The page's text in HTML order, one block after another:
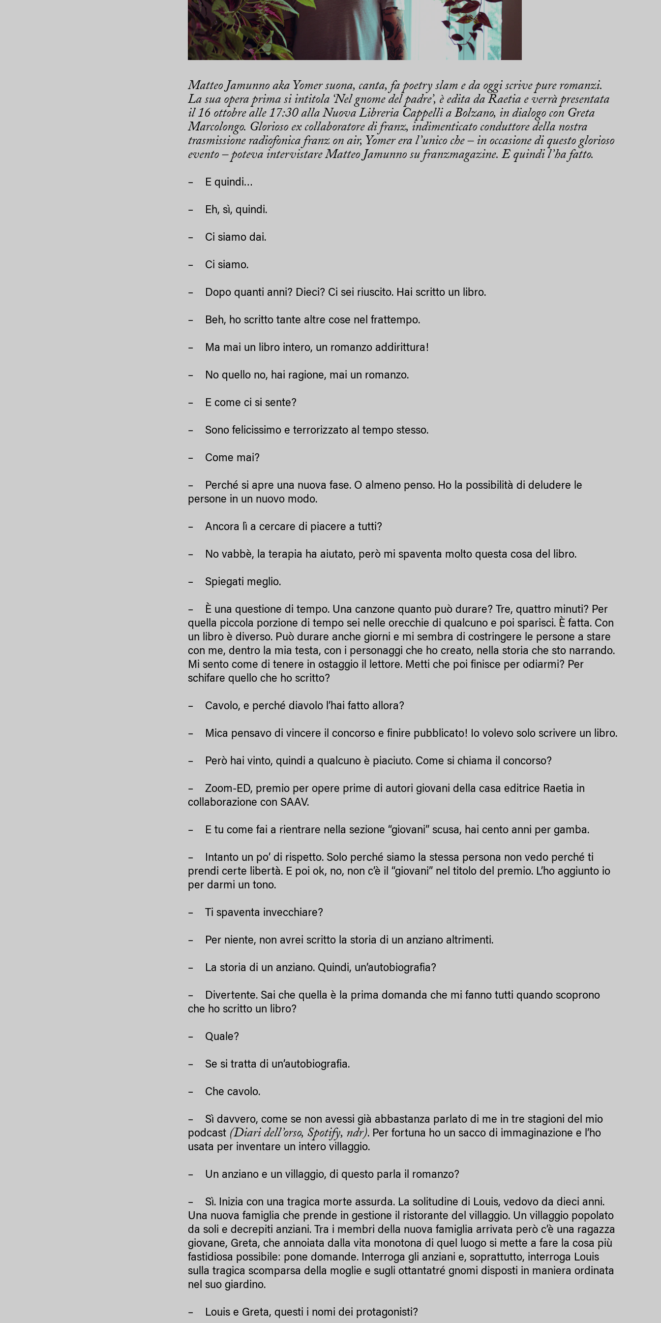
Matteo Jamunno aka Yomer suona, canta, fa poetry slam e da oggi scrive pure romanzi.
La sua opera prima si intitola ‘Nel gnome del padre’, è edita da Raetia e verrà presentata
il 16 ottobre alle 17:30 alla Nuova Libreria Cappelli a Bolzano, in dialogo con Greta
Marcolongo. Glorioso ex collaboratore di franz, indimenticato conduttore della nostra
trasmissione radiofonica franz on air, Yomer era l’unico che – in occasione di questo glorioso
evento – poteva intervistare Matteo Jamunno su franzmagazine. E quindi l’ha fatto.
– E quindi…
– Eh, sì, quindi.
– Ci siamo dai.
– Ci siamo.
– Dopo quanti anni? Dieci? Ci sei riuscito. Hai scritto un libro.
– Beh, ho scritto tante altre cose nel frattempo.
– Ma mai un libro intero, un romanzo addirittura!
– No quello no, hai ragione, mai un romanzo.
– E come ci si sente?
– Sono felicissimo e terrorizzato al tempo stesso.
– Come mai?
– Perché si apre una nuova fase. O almeno penso. Ho la possibilità di deludere le
persone in un nuovo modo.
– Ancora lì a cercare di piacere a tutti?
– No vabbè, la terapia ha aiutato, però mi spaventa molto questa cosa del libro.
– Spiegati meglio.
– È una questione di tempo. Una canzone quanto può durare? Tre, quattro minuti? Per
quella piccola porzione di tempo sei nelle orecchie di qualcuno e poi sparisci. È fatta. Con
un libro è diverso. Può durare anche giorni e mi sembra di costringere le persone a stare
con me, dentro la mia testa, con i personaggi che ho creato, nella storia che sto narrando.
Mi sento come di tenere in ostaggio il lettore. Metti che poi finisce per odiarmi? Per
schifare quello che ho scritto?
– Cavolo, e perché diavolo l’hai fatto allora?
– Mica pensavo di vincere il concorso e finire pubblicato! Io volevo solo scrivere un libro.
– Però hai vinto, quindi a qualcuno è piaciuto. Come si chiama il concorso?
– Zoom-ED, premio per opere prime di autori giovani della casa editrice Raetia in
collaborazione con SAAV.
– E tu come fai a rientrare nella sezione “giovani” scusa, hai cento anni per gamba.
– Intanto un po’ di rispetto. Solo perché siamo la stessa persona non vedo perché ti
prendi certe libertà. E poi ok, no, non c’è il “giovani” nel titolo del premio. L’ho aggiunto io
per darmi un tono.
– Ti spaventa invecchiare?
– Per niente, non avrei scritto la storia di un anziano altrimenti.
– La storia di un anziano. Quindi, un’autobiografia?
– Divertente. Sai che quella è la prima domanda che mi fanno tutti quando scoprono
che ho scritto un libro?
– Quale?
– Se si tratta di un’autobiografia.
– Che cavolo.
– Sì davvero, come se non avessi già abbastanza parlato di me in tre stagioni del mio
podcast (Diari dell’orso, Spotify, ndr). Per fortuna ho un sacco di immaginazione e l’ho
usata per inventare un intero villaggio.
– Un anziano e un villaggio, di questo parla il romanzo?
– Sì. Inizia con una tragica morte assurda. La solitudine di Louis, vedovo da dieci anni.
Una nuova famiglia che prende in gestione il ristorante del villaggio. Un villaggio popolato
da soli e decrepiti anziani. Tra i membri della nuova famiglia arrivata però c’è una ragazza
giovane, Greta, che annoiata dalla vita monotona di quel luogo si mette a fare la cosa più
fastidiosa possibile: pone domande. Interroga gli anziani e, soprattutto, interroga Louis
sulla tragica scomparsa della moglie e sugli ottantatré gnomi disposti in maniera ordinata
nel suo giardino.
– Louis e Greta, questi i nomi dei protagonisti?